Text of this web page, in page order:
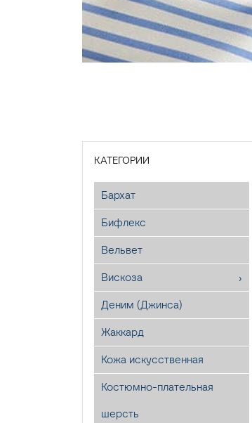
КАТЕГОРИИ
Бархат
Бифлекс
Вельвет
Вискоза
Деним (Джинса)
Жаккард
Кожа искусственная
Костюмно-плательная
шерсть